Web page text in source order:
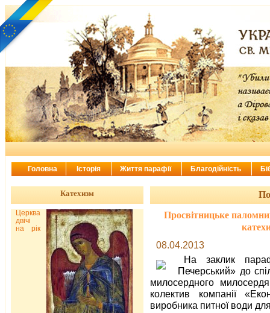
Просвітницьке
08.04.2013
На заклик
Печерський» до
милосердного
колектив компанії
виробника питної води
Катехизм
Церква
двічі
на рік
Головна Історія Життя парафії Благодійність